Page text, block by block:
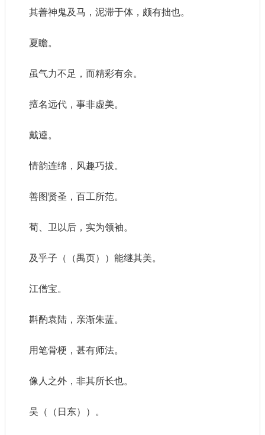
其善神鬼及马，泥滞于体，颇有拙也。
夏瞻。
虽气力不足，而精彩有余。
擅名远代，事非虚美。
戴逵。
情韵连绵，风趣巧拔。
善图贤圣，百工所范。
荀、卫以后，实为领袖。
及乎子（（禺页））能继其美。
江僧宝。
斟酌袁陆，亲渐朱蓝。
用笔骨梗，甚有师法。
像人之外，非其所长也。
吴（（日东））。